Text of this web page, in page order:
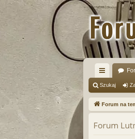
ię
ce
j
…
Szukaj
Forum na
Forum